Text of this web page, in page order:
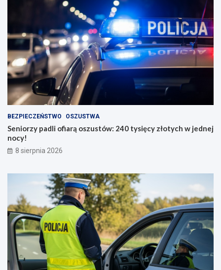
BEZPIECZEŃSTWO OSZUSTWA
Seniorzy padli ofiarą oszustów: 240 tysięcy złotych w jednej
nocy!
8 sierpnia 2026